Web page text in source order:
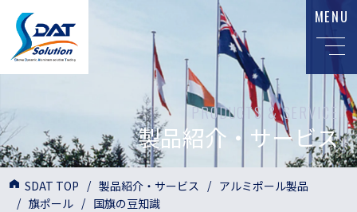
MENU
PRODUCTS & SERVICE
製品紹介・サービス
SDAT TOP 製品紹介・サービス
アルミポール製品
旗ポール
国旗の豆知識